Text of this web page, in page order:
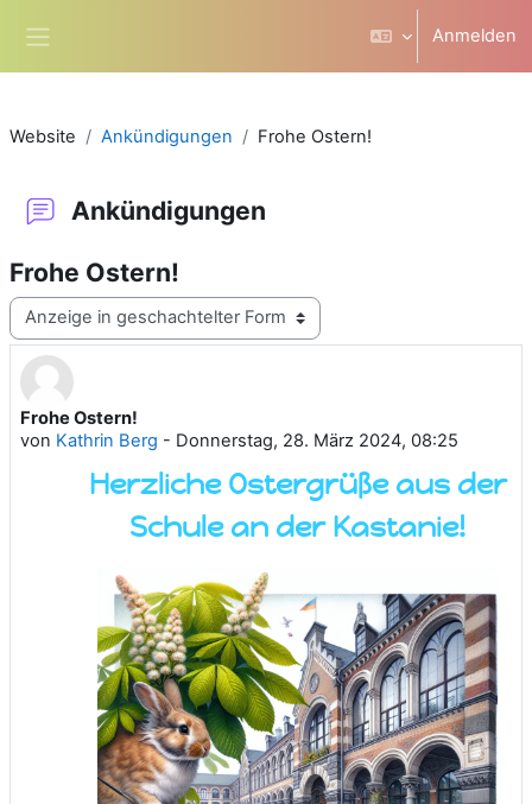
Anmelden
Website Ankündigungen Frohe Ostern!
Ankündigungen
Frohe Ostern!
Anzeigemodus
Frohe Ostern!
von Kathrin Berg - Donnerstag, 28. März 2024, 08:25
Anzahl Antworten: 0
Herzliche Ostergrüße aus der
Schule an der Kastanie!